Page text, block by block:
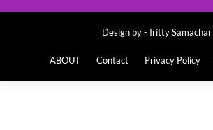
Design by - Iritty Samachar
ABOUT Contact Privacy Policy